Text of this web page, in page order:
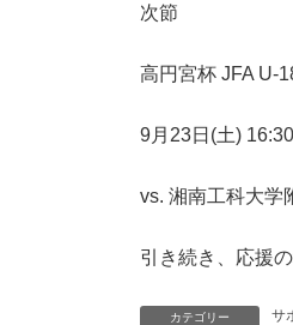
次節
高円宮杯 JFA U-
9月23日(土)
vs. 湘南工科大学
引き続き、応援
カテゴリー サ